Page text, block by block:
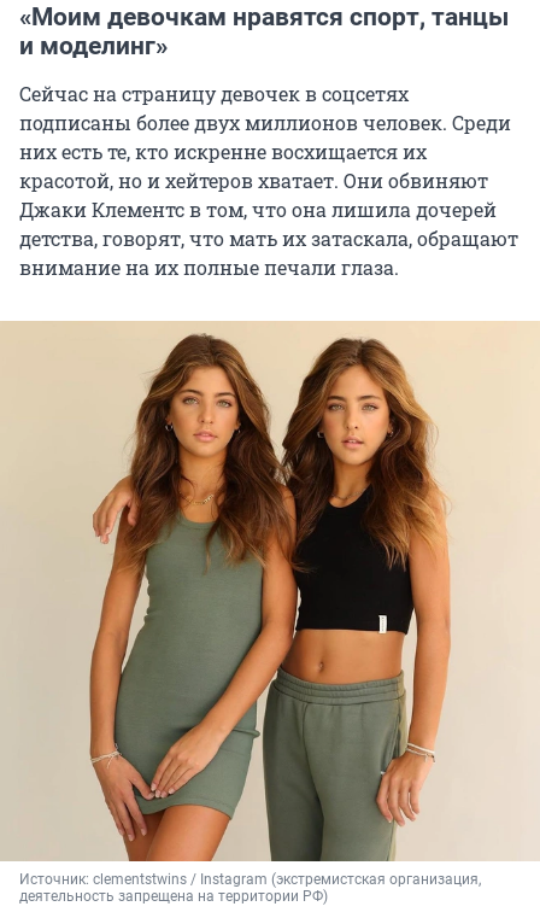
«Моим девочкам нравятся спорт, танцы
и моделинг»
Сейчас на страницу девочек в соцсетях
подписаны более двух миллионов человек. Среди
них есть те, кто искренне восхищается их
красотой, но и хейтеров хватает. Они обвиняют
Джаки Клементс в том, что она лишила дочерей
детства, говорят, что мать их затаскала, обращают
внимание на их полные печали глаза.
Источник: clementstwins / Instagram (экстремистская организация,
деятельность запрещена на территории РФ)